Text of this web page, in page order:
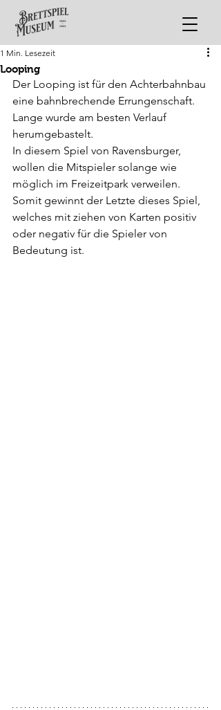
Looping
1 Min. Lesezeit
Der Looping ist für den Achterbahnbau
eine bahnbrechende Errungenschaft.
Lange wurde am besten Verlauf
herumgebastelt.
In diesem Spiel von Ravensburger,
wollen die Mitspieler solange wie
möglich im Freizeitpark verweilen.
Somit gewinnt der Letzte dieses Spiel,
welches mit ziehen von Karten positiv
oder negativ für die Spieler von
Bedeutung ist.